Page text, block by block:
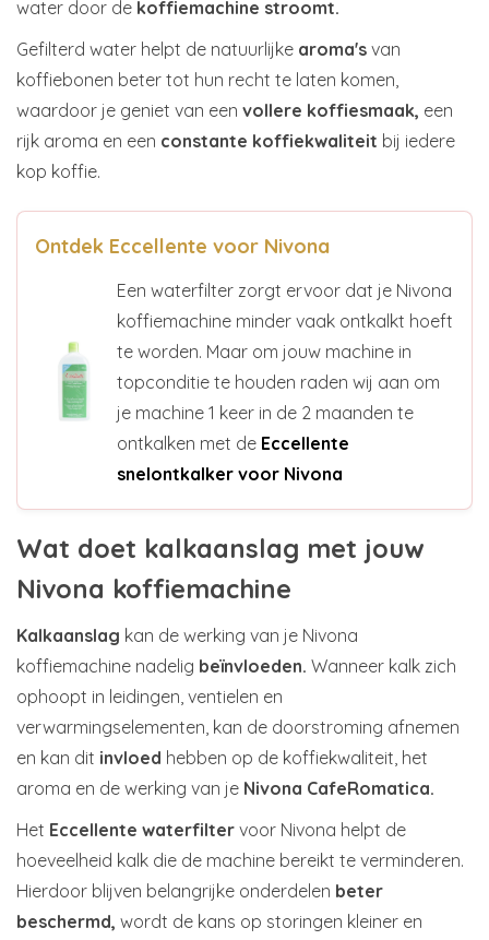
water door de koffiemachine stroomt.
Gefilterd water helpt de natuurlijke aroma's van
koffiebonen beter tot hun recht te laten komen,
waardoor je geniet van een vollere koffiesmaak, een
rijk aroma en een constante koffiekwaliteit bij iedere
kop koffie.
Ontdek Eccellente voor Nivona
Een waterfilter zorgt ervoor dat je Nivona
koffiemachine minder vaak ontkalkt hoeft
te worden. Maar om jouw machine in
topconditie te houden raden wij aan om
je machine 1 keer in de 2 maanden te
ontkalken met de Eccellente
snelontkalker voor Nivona
Wat doet kalkaanslag met jouw
Nivona koffiemachine
Kalkaanslag kan de werking van je Nivona
koffiemachine nadelig beïnvloeden. Wanneer kalk zich
ophoopt in leidingen, ventielen en
verwarmingselementen, kan de doorstroming afnemen
en kan dit invloed hebben op de koffiekwaliteit, het
aroma en de werking van je Nivona CafeRomatica.
Het Eccellente waterfilter voor Nivona helpt de
hoeveelheid kalk die de machine bereikt te verminderen.
Hierdoor blijven belangrijke onderdelen beter
beschermd, wordt de kans op storingen kleiner en